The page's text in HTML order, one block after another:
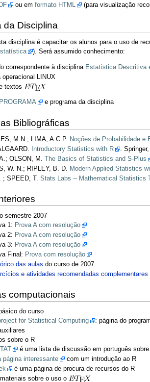
ou em formato HTML (para visualização
da Disciplina
disciplina é capacitar os alunos para o uso de
). Será assumido conhecimento:
correspondente à disciplina Estatística Descritiva
LINUX
textos
e programa da disciplina
Bibliográficas
M.N.; LIMA, A.C.P. Noções de Probabilidade e
Introductory Statistics with R
.
OLSON, M.
The Basics of Statistics and S-Plus
W. N.; RIPLEY, B. D. Modern Applied Statistics
; SPEED, T. Stats Labs -- Mathematical Statistics
semestre 2007
1: Prova A com resolução
2: Prova A com resolução
3: Prova A com resolução
Final: Prova com resolução
das aulas do curso de 2007
e atividades recomendadas complementares
computacionais
do curso
for Statistical Computing
: página do
sobre o R
é uma lista de discussão em português
página interessante
com um introdução ao R
é uma página de procura de recursos do R
sobre o uso o